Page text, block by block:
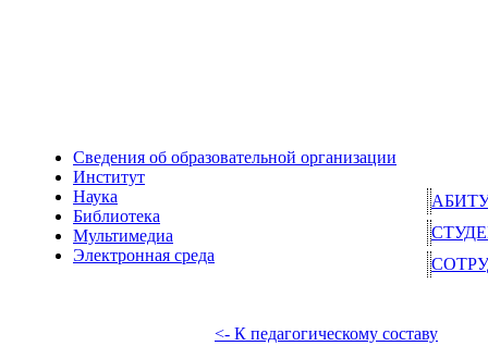
Сведения об образовательной организации
Институт
Наука
Библиотека
Мультимедиа
Электронная среда
<- К педагогическому составу